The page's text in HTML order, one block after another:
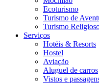
Ecoturismo
Turismo de
Turismo
Serviços
Hotéis & Resorts
Hostel
Aviação
Aluguel de carros
Vistos e